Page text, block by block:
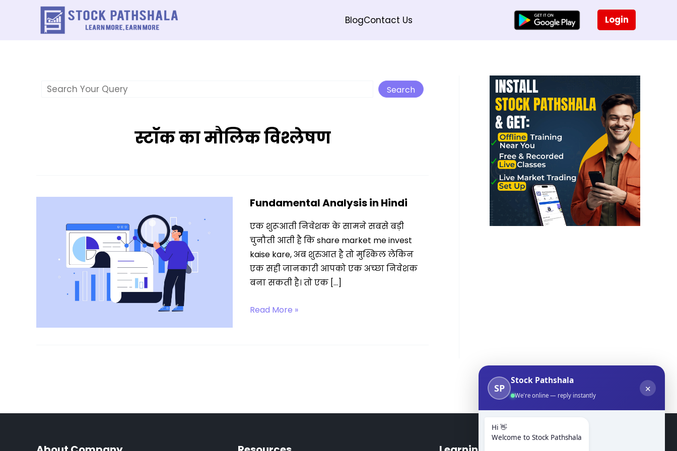
BlogContact Us Login
Search
स्टॉक का मौलिक विश्लेषण
Fundamental Analysis in Hindi
एक शुरूआती निवेशक के सामने सबसे बड़ी
चुनौती आती है कि share market me invest
kaise kare, अब शुरुआत है तो मुश्किल लेकिन
एक सही जानकारी आपको एक अच्छा निवेशक
बना सकती है। तो एक […]
Fundamental
Read More »
SP
Stock Pathshala
We're online — reply instantly
✕
Hi 👋
Welcome to Stock Pathshala